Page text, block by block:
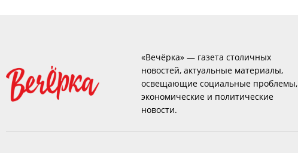
«Вечёрка» — газета столичных
новостей, актуальные материалы,
освещающие социальные проблемы,
экономические и политические
новости.